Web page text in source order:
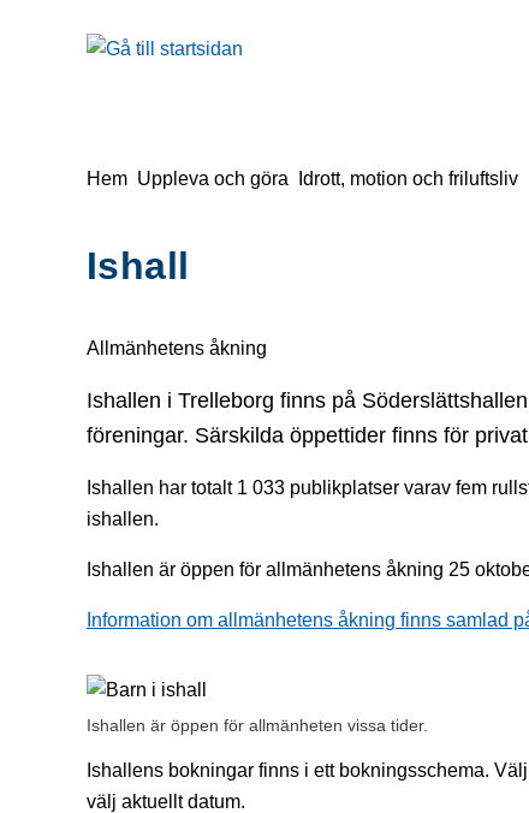
Gå till innehåll
till sidomeny
Du är här:
Hem Uppleva och göra Idrott, motion och friluftsliv
Ishall
Allmänhetens åkning
Ishallen i Trelleborg finns på
föreningar. Särskilda öppettider finns för
Ishallen har totalt 1 033 publikplatser varav fem
ishallen.
Ishallen är öppen för allmänhetens åkning 25
Information om allmänhetens åkning finns samlad
Ishallen är öppen för allmänheten vissa tider.
Ishallens bokningar finns i ett bokningsschema.
välj aktuellt datum.